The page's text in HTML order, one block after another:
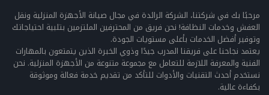
مرحبًا بك في شركتنا، الشركة الرائدة في مجال صيانة الأجهزة المنزلية ونقل
العفش وخدمات النظافة! نحن فريق من المحترفين الملتزمين بتلبية احتياجاتك
وتوفير أفضل الخدمات بأعلى مستويات الجودة.
يعتمد نجاحنا على فريقنا المدرب جيدًا وذوي الخبرة الذين يتمتعون بالمهارات
الفنية والمعرفة اللازمة للتعامل مع مجموعة متنوعة من الأجهزة المنزلية. نحن
نستخدم أحدث التقنيات والأدوات للتأكد من تقديم خدمة فعالة وموثوقة
بكفاءة عالية.